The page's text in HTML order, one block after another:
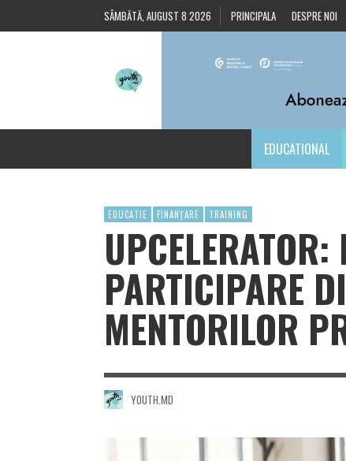
SÂMBĂTĂ, AUGUST 8 2026 PRINCIPALA DESPRE NOI
EDUCATIONAL
EDUCATIE FINANȚARE TRAINING
UPCELERATOR:
PARTICIPARE
MENTORILOR
YOUTH.MD